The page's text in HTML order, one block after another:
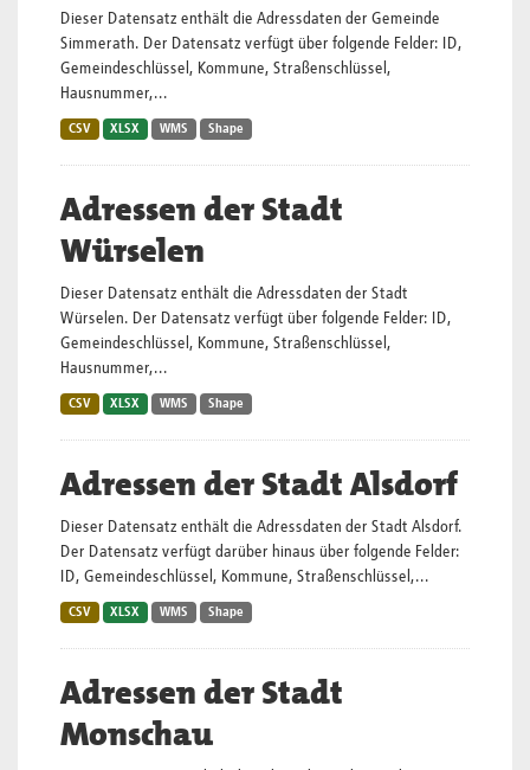
Dieser Datensatz enthält die Adressdaten der Gemeinde
Simmerath. Der Datensatz verfügt über folgende Felder: ID,
Gemeindeschlüssel, Kommune, Straßenschlüssel,
Hausnummer,...
CSV XLSX WMS Shape
Adressen der Stadt
Würselen
Dieser Datensatz enthält die Adressdaten der Stadt
Würselen. Der Datensatz verfügt über folgende Felder: ID,
Gemeindeschlüssel, Kommune, Straßenschlüssel,
Hausnummer,...
CSV XLSX WMS Shape
Adressen der Stadt Alsdorf
Dieser Datensatz enthält die Adressdaten der Stadt Alsdorf.
Der Datensatz verfügt darüber hinaus über folgende Felder:
ID, Gemeindeschlüssel, Kommune, Straßenschlüssel,...
CSV XLSX WMS Shape
Adressen der Stadt
Monschau